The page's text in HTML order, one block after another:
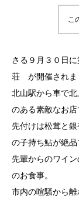
こ
さる９月３０日
荘 が開催されま
北山駅から車で
のある素敵なお店
先付けは松茸と
の子持ち鮎が絶品
先輩からのワイ
のお食事。
市内の喧騒から